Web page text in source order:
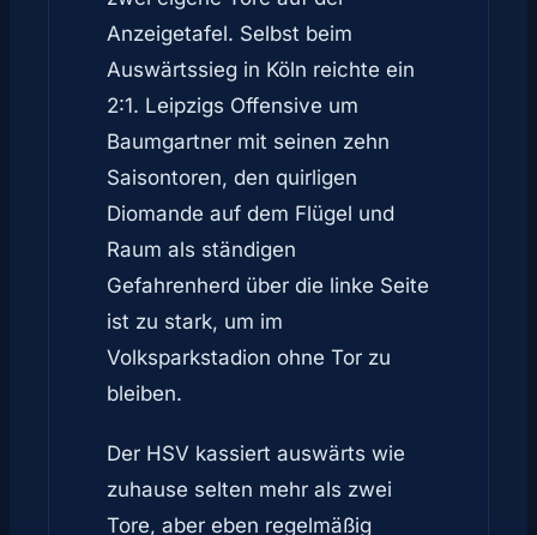
Anzeigetafel. Selbst beim
Auswärtssieg in Köln reichte ein
2:1. Leipzigs Offensive um
Baumgartner mit seinen zehn
Saisontoren, den quirligen
Diomande auf dem Flügel und
Raum als ständigen
Gefahrenherd über die linke Seite
ist zu stark, um im
Volksparkstadion ohne Tor zu
bleiben.
Der HSV kassiert auswärts wie
zuhause selten mehr als zwei
Tore, aber eben regelmäßig